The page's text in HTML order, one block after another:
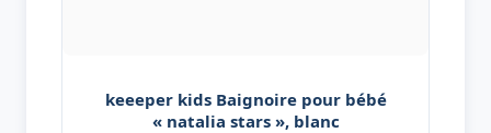
keeeper kids Baignoire pour bébé
« natalia stars », blanc